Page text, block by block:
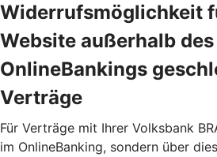
Widerrufsmöglichkeit
Website außerhalb des
OnlineBankings
Verträge
Für Verträge mit Ihrer Volksbank
im OnlineBanking, sondern über